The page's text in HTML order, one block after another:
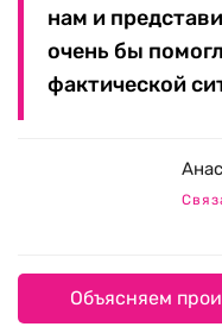
нам и
очень бы
фактической
Объясняем